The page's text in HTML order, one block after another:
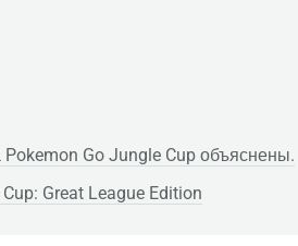
Go Jungle Cup объяснены.
Great League Edition